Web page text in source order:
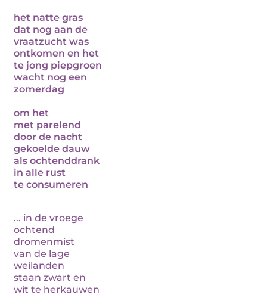
het natte gras
dat nog aan de
vraatzucht was
ontkomen en het
te jong piepgroen
wacht nog een
zomerdag
om het
met parelend
door de nacht
gekoelde dauw
als ochtenddrank
in alle rust
te consumeren
... in de vroege
ochtend
dromenmist
van de lage
weilanden
staan zwart en
wit te herkauwen